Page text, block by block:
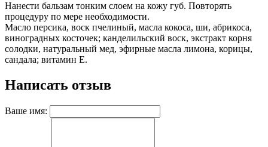
Нанести бальзам тонким слоем на кожу губ. Повторять
процедуру по мере необходимости.
Масло персика, воск пчелиный, масла кокоса, ши, абрикоса,
виноградных косточек; канделильский воск, экстракт корня
солодки, натуральный мед, эфирные масла лимона, корицы,
сандала; витамин Е.
Написать отзыв
Ваше имя: